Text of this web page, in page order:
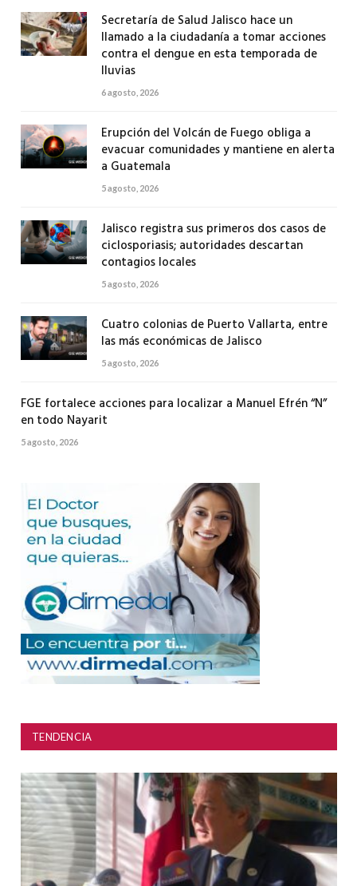
Secretaría de Salud Jalisco hace un
llamado a la ciudadanía a tomar acciones
contra el dengue en esta temporada de
lluvias
6 agosto, 2026
Erupción del Volcán de Fuego obliga a
evacuar comunidades y mantiene en alerta
a Guatemala
5 agosto, 2026
Jalisco registra sus primeros dos casos de
ciclosporiasis; autoridades descartan
contagios locales
5 agosto, 2026
Cuatro colonias de Puerto Vallarta, entre
las más económicas de Jalisco
5 agosto, 2026
FGE fortalece acciones para localizar a Manuel Efrén “N”
en todo Nayarit
5 agosto, 2026
TENDENCIA